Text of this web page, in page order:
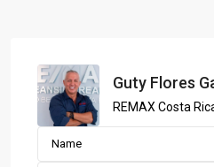
Guty Flores
REMAX Costa